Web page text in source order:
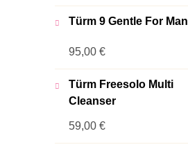
Türm 9 Gentle For Man
95,00 €
Türm Freesolo Multi
Cleanser
59,00 €